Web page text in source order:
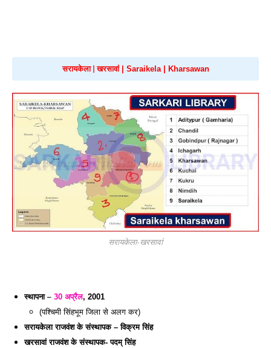
सरायकेला|खरसावां | Saraikela | Kharsawan
सरायकेला-खरसावां
स्थापना – 30 अप्रैल, 2001
(पश्चिमी सिंहभूम जिला से अलग कर)
सरायकेला राजवंश के संस्थापक – विक्रम सिंह
खरसावां राजवंश के संस्थापक- पदम् सिंह